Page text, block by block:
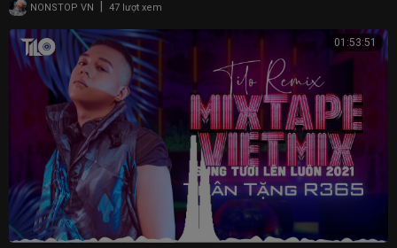
NONSTOP VN 47 lượt xem
01:53:51